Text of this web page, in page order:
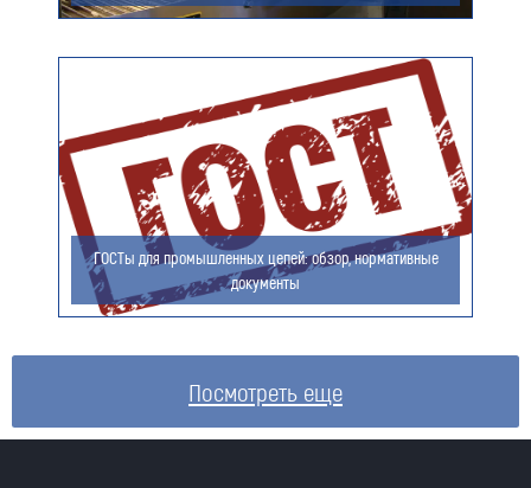
ГОСТы для промышленных цепей: обзор, нормативные
документы
Посмотреть еще